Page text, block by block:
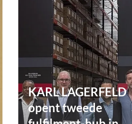
KARL LAGERFELD
opent tweede